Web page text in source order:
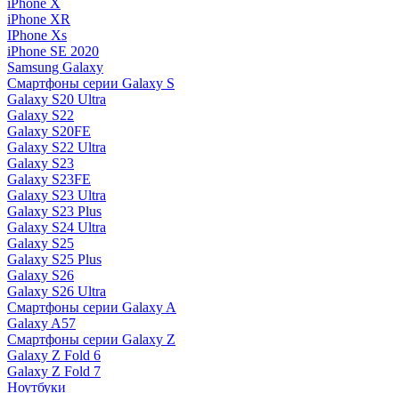
iPhone X
iPhone XR
IPhone Xs
iPhone SE 2020
Samsung Galaxy
Смартфоны серии Galaxy S
Galaxy S20 Ultra
Galaxy S22
Galaxy S20FE
Galaxy S22 Ultra
Galaxy S23
Galaxy S23FE
Galaxy S23 Ultra
Galaxy S23 Plus
Galaxy S24 Ultra
Galaxy S25
Galaxy S25 Plus
Galaxy S26
Galaxy S26 Ultra
Смартфоны серии Galaxy A
Galaxy A57
Смартфоны серии Galaxy Z
Galaxy Z Fold 6
Galaxy Z Fold 7
Ноутбуки